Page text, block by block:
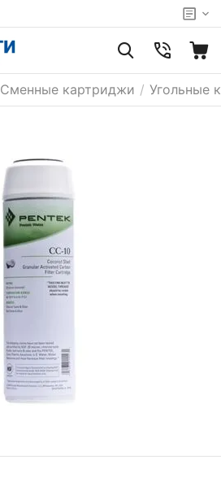
Сменные картриджи / Угольные